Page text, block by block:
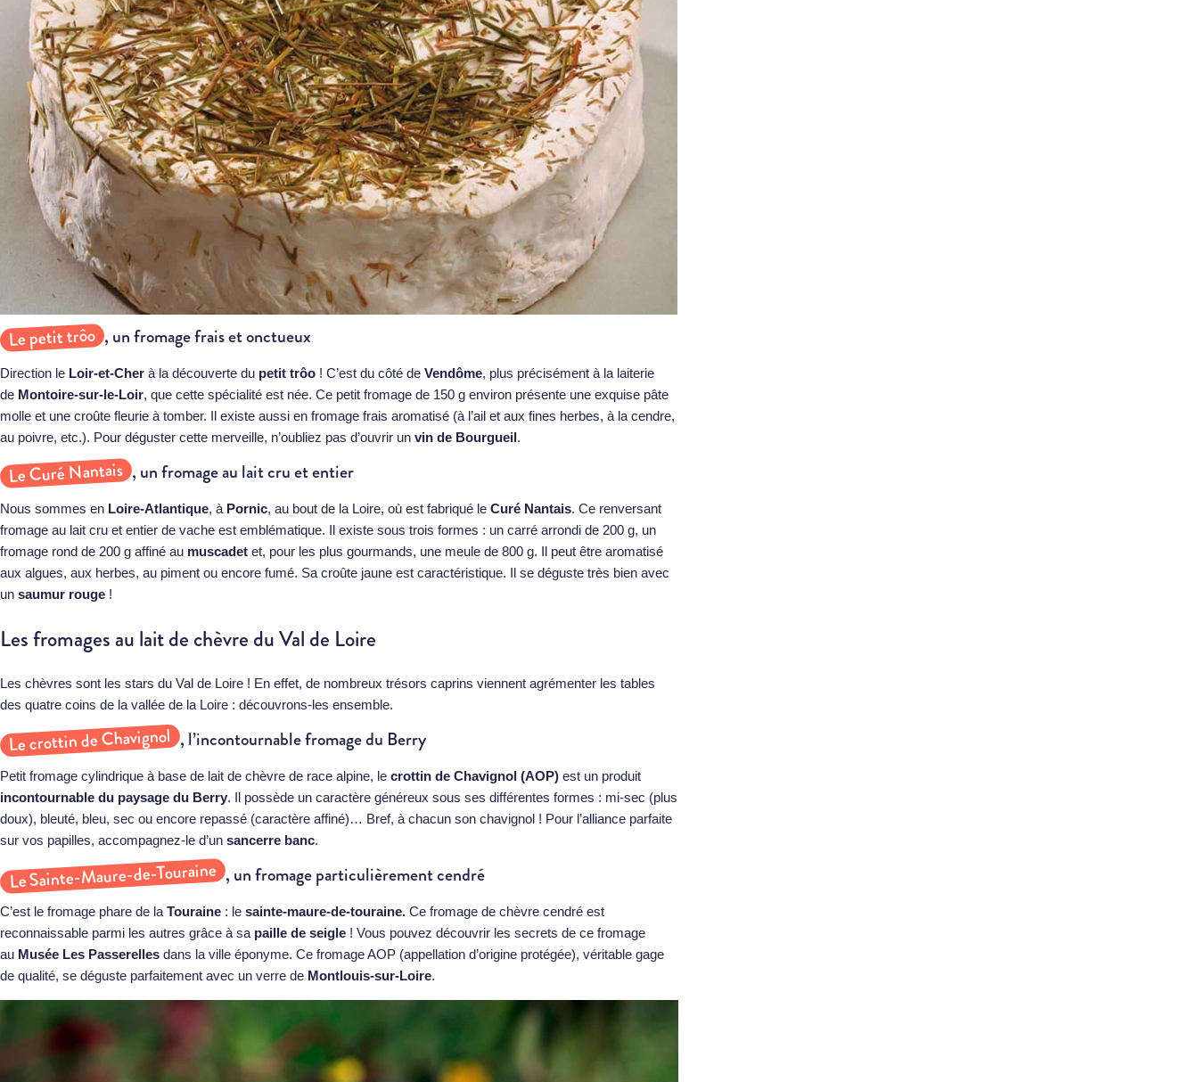
Le petit trôo , un fromage frais et onctueux
Direction le Loir-et-Cher à la découverte du petit trôo ! C’est du côté de Vendôme, plus précisément à la laiterie
de Montoire-sur-le-Loir, que cette spécialité est née. Ce petit fromage de 150 g environ présente une exquise pâte
molle et une croûte fleurie à tomber. Il existe aussi en fromage frais aromatisé (à l’ail et aux fines herbes, à la cendre,
au poivre, etc.). Pour déguster cette merveille, n’oubliez pas d’ouvrir un vin de Bourgueil.
Le Curé Nantais , un fromage au lait cru et entier
Nous sommes en Loire-Atlantique, à Pornic, au bout de la Loire, où est fabriqué le Curé Nantais. Ce renversant
fromage au lait cru et entier de vache est emblématique. Il existe sous trois formes : un carré arrondi de 200 g, un
fromage rond de 200 g affiné au muscadet et, pour les plus gourmands, une meule de 800 g. Il peut être aromatisé
aux algues, aux herbes, au piment ou encore fumé. Sa croûte jaune est caractéristique. Il se déguste très bien avec
un saumur rouge !
Les fromages au lait de chèvre du Val de Loire
Les chèvres sont les stars du Val de Loire ! En effet, de nombreux trésors caprins viennent agrémenter les tables
des quatre coins de la vallée de la Loire : découvrons-les ensemble.
Le crottin de Chavignol , l’incontournable fromage du Berry
Petit fromage cylindrique à base de lait de chèvre de race alpine, le crottin de Chavignol (AOP) est un produit
incontournable du paysage du Berry. Il possède un caractère généreux sous ses différentes formes : mi-sec (plus
doux), bleuté, bleu, sec ou encore repassé (caractère affiné)… Bref, à chacun son chavignol ! Pour l’alliance parfaite
sur vos papilles, accompagnez-le d’un sancerre banc.
Le Sainte-Maure-de-Touraine , un fromage particulièrement cendré
C’est le fromage phare de laTouraine : le sainte-maure-de-touraine. Ce fromage de chèvre cendré est
reconnaissable parmi les autres grâce à sa paille de seigle ! Vous pouvez découvrir les secrets de ce fromage
au Musée Les Passerelles dans la ville éponyme. Ce fromage AOP (appellation d’origine protégée), véritable gage
de qualité, se déguste parfaitement avec un verre de Montlouis-sur-Loire.